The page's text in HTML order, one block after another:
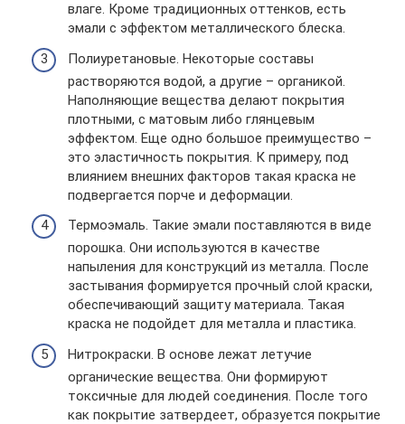
влаге. Кроме традиционных оттенков, есть
эмали с эффектом металлического блеска.
Полиуретановые. Некоторые составы
растворяются водой, а другие – органикой.
Наполняющие вещества делают покрытия
плотными, с матовым либо глянцевым
эффектом. Еще одно большое преимущество –
это эластичность покрытия. К примеру, под
влиянием внешних факторов такая краска не
подвергается порче и деформации.
Термоэмаль. Такие эмали поставляются в виде
порошка. Они используются в качестве
напыления для конструкций из металла. После
застывания формируется прочный слой краски,
обеспечивающий защиту материала. Такая
краска не подойдет для металла и пластика.
Нитрокраски. В основе лежат летучие
органические вещества. Они формируют
токсичные для людей соединения. После того
как покрытие затвердеет, образуется покрытие